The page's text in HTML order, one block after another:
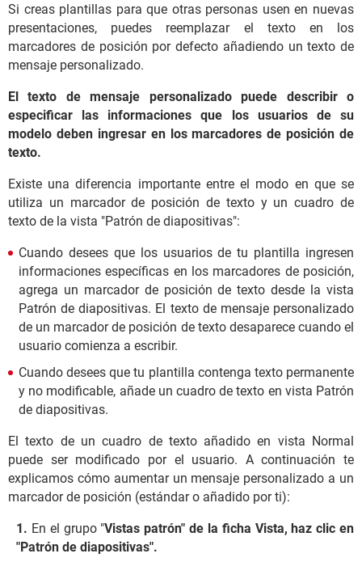
Si creas plantillas para que otras personas usen en nuevas
presentaciones, puedes reemplazar el texto en los
marcadores de posición por defecto añadiendo un texto de
mensaje personalizado.
El texto de mensaje personalizado puede describir o
especificar las informaciones que los usuarios de su
modelo deben ingresar en los marcadores de posición de
texto.
Existe una diferencia importante entre el modo en que se
utiliza un marcador de posición de texto y un cuadro de
texto de la vista "Patrón de diapositivas":
Cuando desees que los usuarios de tu plantilla ingresen
informaciones específicas en los marcadores de posición,
agrega un marcador de posición de texto desde la vista
Patrón de diapositivas. El texto de mensaje personalizado
de un marcador de posición de texto desaparece cuando el
usuario comienza a escribir.
Cuando desees que tu plantilla contenga texto permanente
y no modificable, añade un cuadro de texto en vista Patrón
de diapositivas.
El texto de un cuadro de texto añadido en vista Normal
puede ser modificado por el usuario. A continuación te
explicamos cómo aumentar un mensaje personalizado a un
marcador de posición (estándar o añadido por ti):
En el grupo "Vistas patrón" de la ficha Vista, haz clic en
"Patrón de diapositivas".